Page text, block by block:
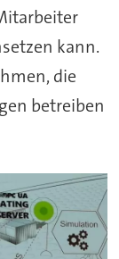
kann.
die
betreiben